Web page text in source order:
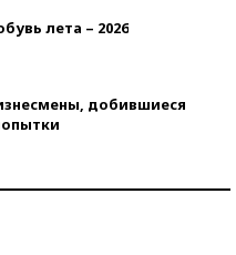
лета – 2026
добившиеся